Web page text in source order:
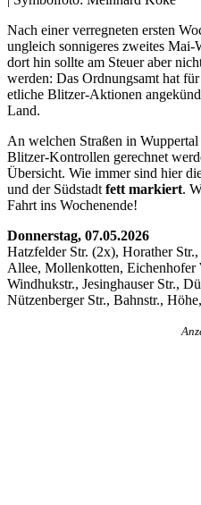
Nach einer verregneten ersten
ungleich sonnigeres zweites Mai-
dort hin sollte am Steuer aber
werden: Das Ordnungsamt hat
etliche Blitzer-Aktionen
Land.
An welchen Straßen in
Blitzer-Kontrollen gerechnet
Übersicht. Wie immer sind hier
und der Südstadt fett markiert.
Fahrt ins Wochenende!
Donnerstag, 07.05.2026
Hatzfelder Str. (2x), Horather
Allee, Mollenkotten,
Windhukstr., Jesinghauser Str.,
Nützenberger Str., Bahnstr.,